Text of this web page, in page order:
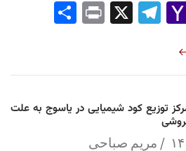
Co
Yah
l
Tel
Pri
توزیع کود شیمیایی در یاسوج به علت
مریم صباحی